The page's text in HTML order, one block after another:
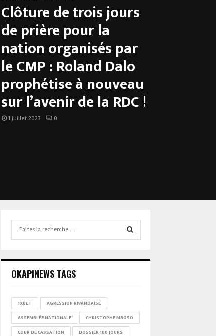
Clôture de trois jours
de prière pour la
nation organisés par
le CMP : Roland Dalo
prophétise à nouveau
sur l’avenir de la RDC !
1 juillet 2023 0
OKAPINEWS TAGS
1XBET AGRESSION RWANDAISE
ASSEMBLÉE NATIONALE CHRISTOPHE MBOSO
COUR DE CASSATION DOSSIER 100 JOURS